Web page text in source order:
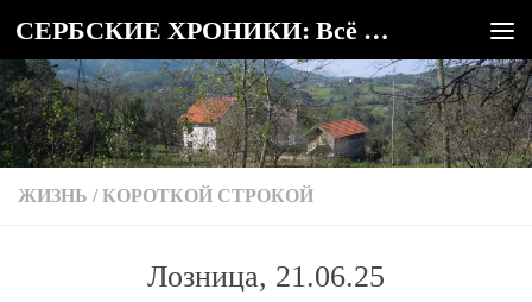
Под записью СЕРБСКИЕ ХРОНИКИ: Всё о Сербии
ЖИЗНЬ / КОРОТКОЙ СТРОКОЙ
Лозница, 21.06.25